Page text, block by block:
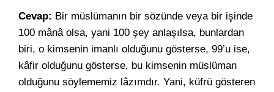
Cevap: Bir müslümanın bir sözünde veya bir işinde
100 mânâ olsa, yani 100 şey anlaşılsa, bunlardan
biri, o kimsenin imanlı olduğunu gösterse, 99’u ise,
kâfir olduğunu gösterse, bu kimsenin müslüman
olduğunu söylememiz lâzımdır. Yani, küfrü gösteren